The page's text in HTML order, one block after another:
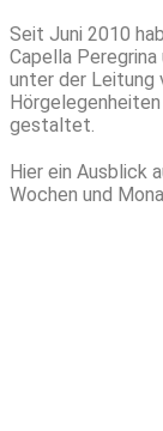
Seit Juni 2010
Capella
unter der Leitung
gestaltet.
Hier ein Ausblick
Wochen und